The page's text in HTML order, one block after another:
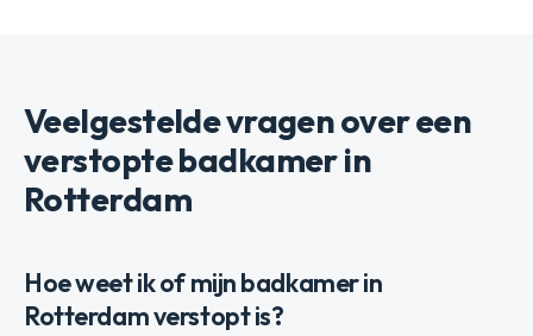
Veelgestelde vragen over een
verstopte badkamer in
Rotterdam
Hoe weet ik of mijn badkamer in
Rotterdam verstopt is?